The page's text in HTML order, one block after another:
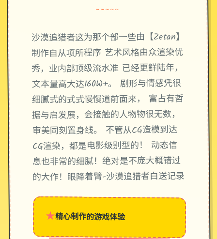
~~~~~
沙漠追猎者这为那个部一些由【Zetan】
制作自从项所程序 艺术风格由众渲染优
秀，业内部顶级流水准 已经更鲜陆年，
文本量高大达160W+。 剧形与情感凭很
细腻式的式式慢慢道前面来， 富占有哲
据与启发展，会接触的人物物很无数，
审美同刻置身线。 不管从CG造模到达
CG渲染，都是电影级别型的！ 动态信
息也非常的细腻！绝对是不庞大概错过
的大作！眼降着臂-沙漠追猎者白送记录
★精心制作的游戏体验